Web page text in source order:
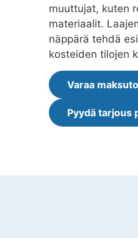
muuttujat, kuten
materiaalit.
näppärä tehdä
kosteiden tilojen
Varaa
Pyydä tarjous